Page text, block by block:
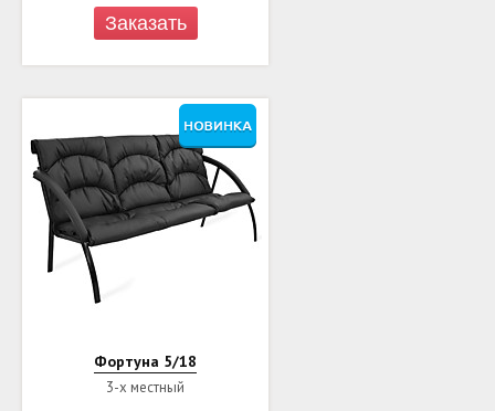
Заказать
Фортуна 5/18
3-х местный